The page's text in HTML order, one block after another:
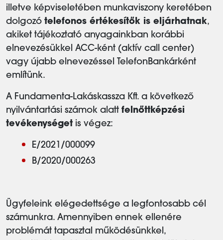
illetve képviseletében munkaviszony keretében
dolgozó telefonos értékesítők is eljárhatnak,
akiket tájékoztató anyagainkban korábbi
elnevezésükkel ACC-ként (aktív call center)
vagy újabb elnevezéssel TelefonBankárként
említünk.
A Fundamenta-Lakáskassza Kft. a következő
nyilvántartási számok alatt felnőttképzési
tevékenységet is végez:
E/2021/000099
B/2020/000263
Ügyfeleink elégedettsége a legfontosabb cél
számunkra. Amennyiben ennek ellenére
problémát tapasztal működésünkkel,